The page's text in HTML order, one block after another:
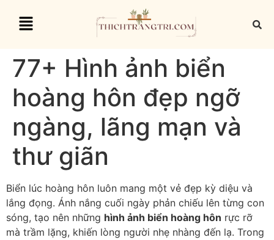
77+ Hình ảnh biển
hoàng hôn đẹp ngỡ
ngàng, lãng mạn và
thư giãn
Biển lúc hoàng hôn luôn mang một vẻ đẹp kỳ diệu và
lắng đọng. Ánh nắng cuối ngày phản chiếu lên từng con
sóng, tạo nên những hình ảnh biển hoàng hôn rực rỡ
mà trầm lặng, khiến lòng người nhẹ nhàng đến lạ. Trong